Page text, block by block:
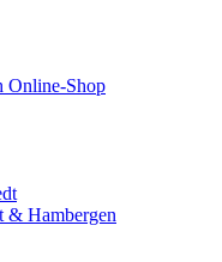
Online-Shop
& Hambergen